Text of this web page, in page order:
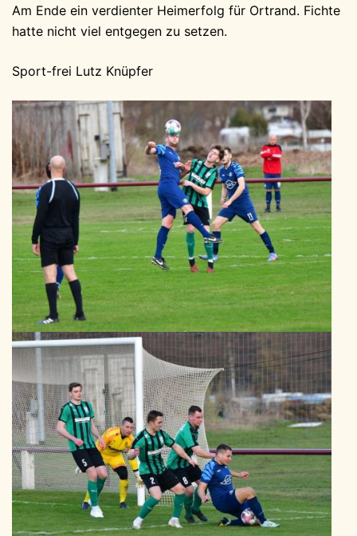
Am Ende ein verdienter Heimerfolg für Ortrand. Fichte
hatte nicht viel entgegen zu setzen.
Sport-frei Lutz Knüpfer